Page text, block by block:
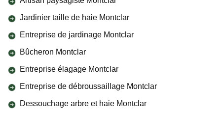
Jardinier taille de haie Montclar
Entreprise de jardinage Montclar
Bûcheron Montclar
Entreprise élagage Montclar
Entreprise de débroussaillage Montclar
Dessouchage arbre et haie Montclar